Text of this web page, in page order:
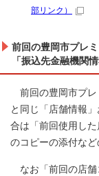
部リンク）
前回の豊岡市プレ
「振込先金融機関
前回の豊岡市プレ
と同じ「店舗情報
合は「前回使用し
のコピーの添付など
なお「前回の店舗